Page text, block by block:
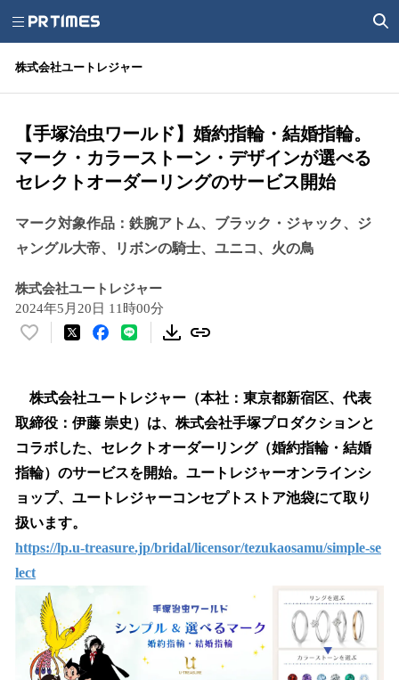
株式会社ユートレジャー
【手塚治虫ワールド】婚約指輪・結婚指輪。
マーク・カラーストーン・デザインが選べる
セレクトオーダーリングのサービス開始
マーク対象作品：鉄腕アトム、ブラック・ジャック、ジ
ャングル大帝、リボンの騎士、ユニコ、火の鳥
株式会社ユートレジャー
2024年5月20日 11時00分
い
！
数
を
読
み
み
中
で
す
株式会社ユートレジャー（本社：東京都新宿区、代表
取締役：伊藤 崇史）は、株式会社手塚プロダクションと
コラボした、セレクトオーダーリング（婚約指輪・結婚
指輪）のサービスを開始。ユートレジャーオンラインシ
ョップ、ユートレジャーコンセプトストア池袋にて取り
扱います。
https://lp.u-treasure.jp/bridal/licensor/tezukaosamu/simple-se
lect